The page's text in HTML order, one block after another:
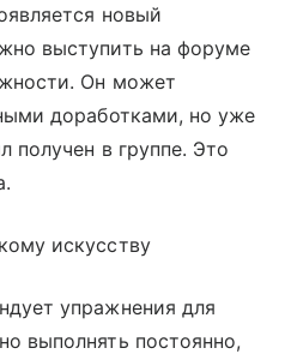
новый
выступить на форуме
Он может
доработками, но уже
получен в группе. Это
искусству
упражнения для
выполнять постоянно,